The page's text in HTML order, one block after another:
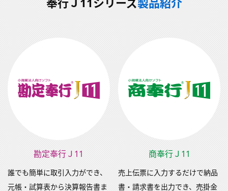
奉行Ｊ11シリーズ製品紹介
勘定奉行Ｊ11
誰でも簡単に取引入力ができ、
元帳・試算表から決算報告書ま
商奉行Ｊ11
売上伝票に入力するだけで納品
書・請求書を出力でき、売掛金